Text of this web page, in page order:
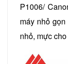
P1006/
máy nhỏ
nhỏ, mực